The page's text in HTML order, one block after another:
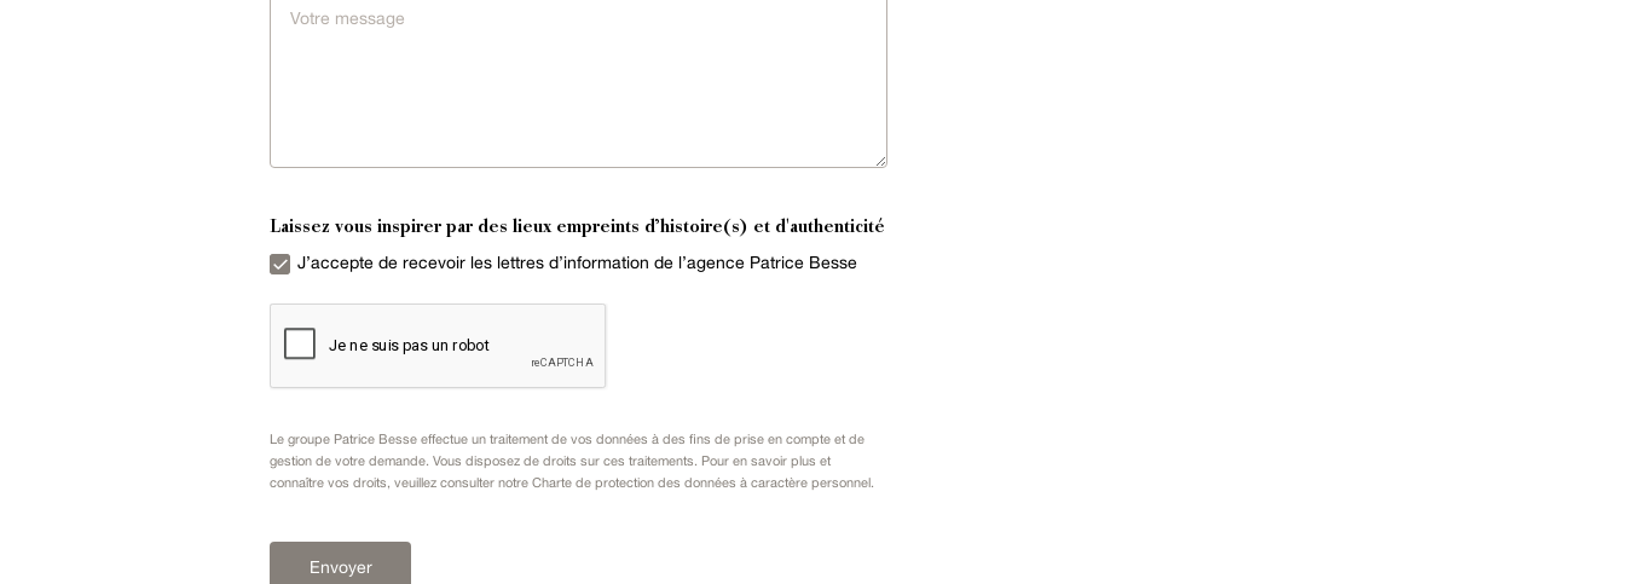
Laissez vous inspirer par des lieux empreints d’histoire(s) et d'authenticité
J’accepte de recevoir les lettres d’information de l’agence Patrice Besse
Le groupe Patrice Besse effectue un traitement de vos données à des fins de prise en compte et de
gestion de votre demande. Vous disposez de droits sur ces traitements. Pour en savoir plus et
connaître vos droits, veuillez consulter notre Charte de protection des données à caractère personnel .
Envoyer